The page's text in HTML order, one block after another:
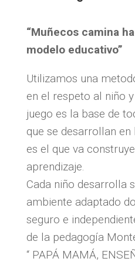
“Muñecos camina
modelo educativo”
Utilizamos una
en el respeto al niño
juego es la base de
que se desarrollan
es el que va
aprendizaje.
Cada niño desarrolla
ambiente adaptado
seguro e
de la pedagogía
“ PAPÁ MAMÁ,